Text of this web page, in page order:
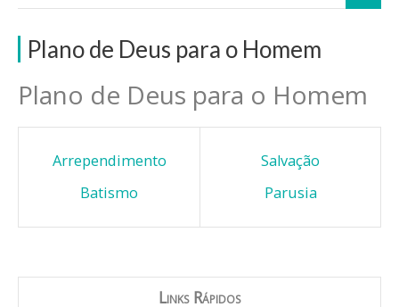
Plano de Deus para o Homem
Plano de Deus para o Homem
Arrependimento
Batismo
Salvação
Parusia
Links Rápidos